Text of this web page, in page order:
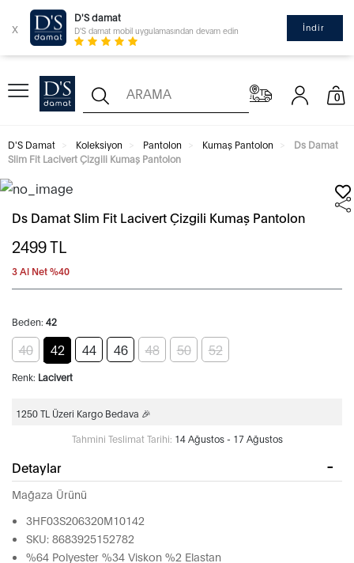
x
D'S damat
D'S damat mobil uygulamasından devam edin İndir
0
D'S Damat Koleksiyon Pantolon Kumaş Pantolon
Ds Damat
Slim Fit Lacivert Çizgili Kumaş Pantolon
Ds Damat Slim Fit Lacivert Çizgili Kumaş Pantolon
2499TL
3 Al Net %40
Beden: 42
40 42 44 46 48 50 52
Renk: Lacivert
1250 TL Üzeri Kargo Bedava 🎉
Tahmini Teslimat Tarihi: 14 Ağustos - 17 Ağustos
Detaylar
Mağaza Ürünü
3HF03S206320M10142
SKU: 8683925152782
%64 Polyester %34 Viskon %2 Elastan